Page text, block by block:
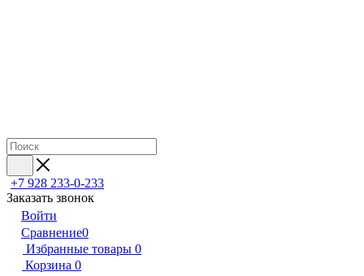
+7 928 233-0-233
Заказать звонок
Войти
Сравнение0
Избранные товары 0
Корзина 0